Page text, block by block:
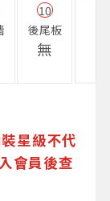
10
後尾板
無
星級不代
會員後查